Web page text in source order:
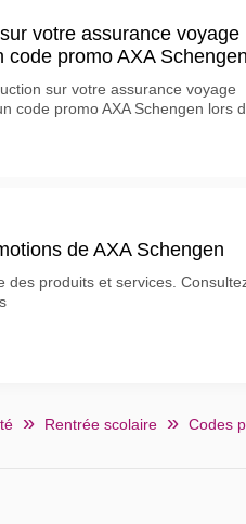
votre assurance voyage
code promo AXA Schengen
sur votre assurance voyage
code promo AXA Schengen lors
de AXA Schengen
des produits et services.
Rentrée scolaire Codes